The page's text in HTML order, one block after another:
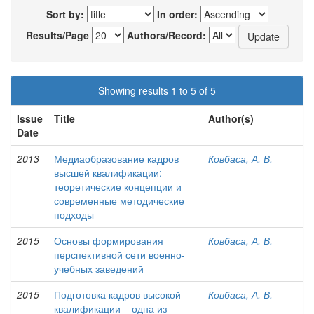
Sort by:
In order:
Results/Page
Authors/Record:
Showing results 1 to 5 of 5
Issue
Date
Title Author(s)
2013
Медиаобразование кадров
высшей квалификации:
теоретические концепции и
современные методические
подходы
Ковбаса, А. В.
2015
Основы формирования
перспективной сети военно-
учебных заведений
Ковбаса, А. В.
2015
Подготовка кадров высокой
квалификации – одна из
Ковбаса, А. В.